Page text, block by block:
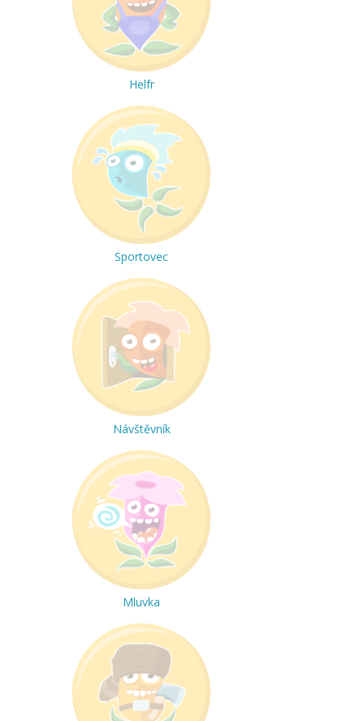
Helfr
Sportovec
Návštěvník
Mluvka